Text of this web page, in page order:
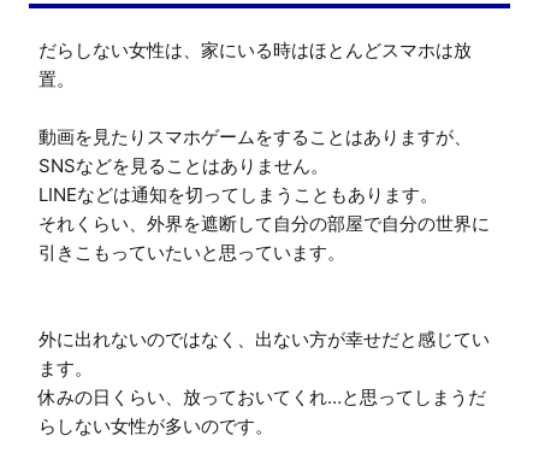
だらしない女性は、家にいる時はほとんどスマホは放
置。
動画を見たりスマホゲームをすることはありますが、
SNSなどを見ることはありません。
LINEなどは通知を切ってしまうこともあります。
それくらい、外界を遮断して自分の部屋で自分の世界に
引きこもっていたいと思っています。
外に出れないのではなく、出ない方が幸せだと感じてい
ます。
休みの日くらい、放っておいてくれ…と思ってしまうだ
らしない女性が多いのです。